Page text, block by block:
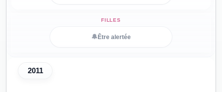
🔔 Être alertée
2011